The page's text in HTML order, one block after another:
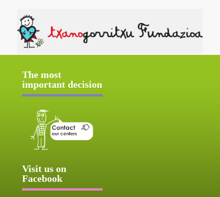
The most
important decision
Visit us on
Facebook